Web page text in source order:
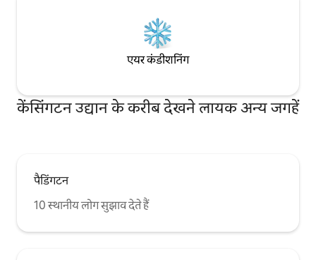
एयर कंडीशनिंग
केंसिंगटन उद्यान के करीब देखने लायक अन्य जगहें
पैडिंगटन
10 स्थानीय लोग सुझाव देते हैं